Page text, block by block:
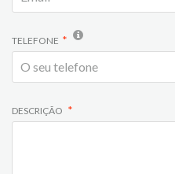
TELEFONE
DESCRIÇÃO